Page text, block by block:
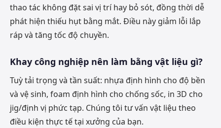
thao tác không đặt sai vị trí hay bỏ sót, đồng thời dễ
phát hiện thiếu hụt bằng mắt. Điều này giảm lỗi lắp
ráp và tăng tốc độ chuyền.
Khay công nghiệp nên làm bằng vật liệu gì?
Tuỳ tải trọng và tần suất: nhựa định hình cho độ bền
và vệ sinh, foam định hình cho chống sốc, in 3D cho
jig/định vị phức tạp. Chúng tôi tư vấn vật liệu theo
điều kiện thực tế tại xưởng của bạn.